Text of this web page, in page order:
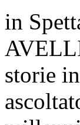
in
storie